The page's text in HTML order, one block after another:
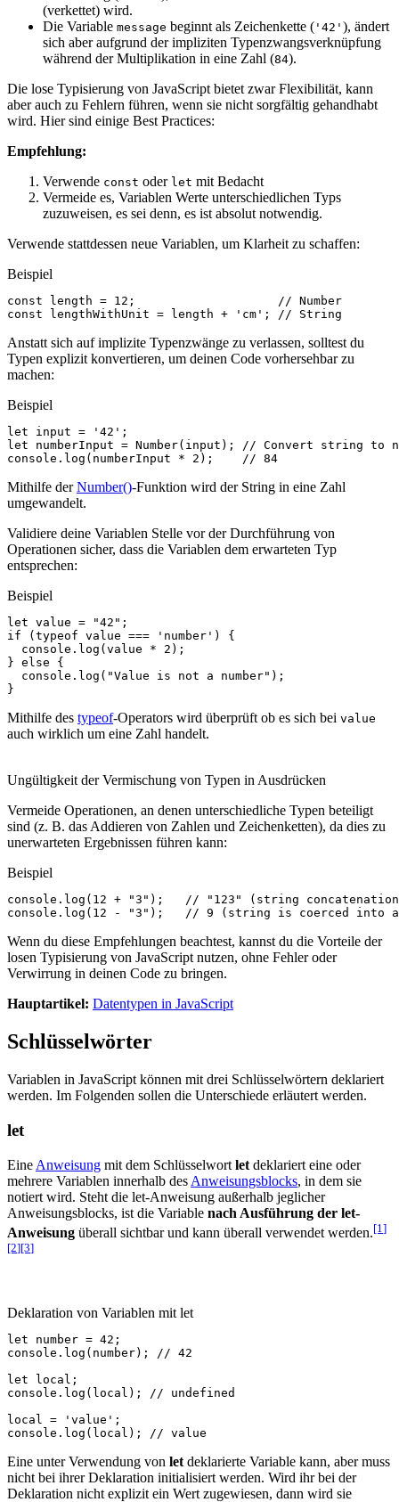
(verkettet) wird.
Die Variable message beginnt als Zeichenkette ( '42' ), ändert
sich aber aufgrund der impliziten Typenzwangsverknüpfung
während der Multiplikation in eine Zahl (84).
Die lose Typisierung von JavaScript bietet zwar Flexibilität, kann
aber auch zu Fehlern führen, wenn sie nicht sorgfältig gehandhabt
wird. Hier sind einige Best Practices:
Empfehlung:
Verwende const oder let mit Bedacht
Vermeide es, Variablen Werte unterschiedlichen Typs
zuzuweisen, es sei denn, es ist absolut notwendig.
Verwende stattdessen neue Variablen, um Klarheit zu schaffen:
Beispiel
const length = 12 ;
// Number
const
lengthWithUnit = length + 'cm' ; // String
Anstatt sich auf implizite Typenzwänge zu verlassen, solltest du
Typen explizit konvertieren, um deinen Code vorhersehbar zu
machen:
Beispiel
let input = '42' ;
let
numberInput = Number( input );
// Convert string to
console . log ( numberInput * 2 ); // 84
Mithilfe derNumber()-Funktion wird der String in eine Zahl
umgewandelt.
Validiere deine Variablen Stelle vor der Durchführung von
Operationen sicher, dass die Variablen dem erwarteten Typ
entsprechen:
Beispiel
let value = "42" ;
if
( typeof value === 'number' )
{
console . log ( value * 2 );
} else
{
console . log ( "Value is not a number" );
}
Mithilfe des typeof-Operators wird überprüft ob es sich bei value
auch wirklich um eine Zahl handelt.
Ungültigkeit der Vermischung von Typen in Ausdrücken
Vermeide Operationen, an denen unterschiedliche Typen beteiligt
sind (z. B. das Addieren von Zahlen und Zeichenketten), da dies zu
unerwarteten Ergebnissen führen kann:
Beispiel
console . log ( 12 + "3" );
// "123" (string
console . log ( 12 - "3" ); // 9 (string is coerced into a
Wenn du diese Empfehlungen beachtest, kannst du die Vorteile der
losen Typisierung von JavaScript nutzen, ohne Fehler oder
Verwirrung in deinen Code zu bringen.
Hauptartikel: Datentypen in JavaScript
Schlüsselwörter
Variablen in JavaScript können mit drei Schlüsselwörtern deklariert
werden. Im Folgenden sollen die Unterschiede erläutert werden.
let
Eine Anweisung mit dem Schlüsselwort let deklariert eine oder
mehrere Variablen innerhalb des Anweisungsblocks, in dem sie
notiert wird. Steht die let-Anweisung außerhalb jeglicher
Anweisungsblocks, ist die Variable nach Ausführung der let-
Anweisung überall sichtbar und kann überall verwendet werden.[1 ]
[2][3]
Deklaration von Variablen mit let
let number = 42 ;
console . log ( number);
// 42
let
local ;
console . log ( local );
// undefined
local = 'value' ;
console . log ( local ); // value
Eine unter Verwendung von let deklarierte Variable kann, aber muss
nicht bei ihrer Deklaration initialisiert werden. Wird ihr bei der
Deklaration nicht explizit ein Wert zugewiesen, dann wird sie